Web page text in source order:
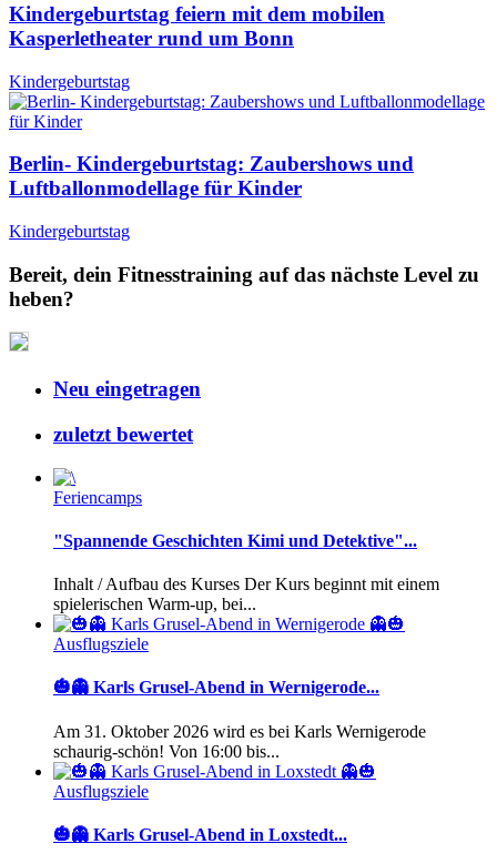
Kindergeburtstag feiern mit dem mobilen
Kasperletheater rund um Bonn
Kindergeburtstag
Berlin- Kindergeburtstag: Zaubershows und
Luftballonmodellage für Kinder
Kindergeburtstag
Bereit, dein Fitnesstraining auf das nächste Level zu
heben?
Neu eingetragen
zuletzt bewertet
Feriencamps
"Spannende Geschichten Kimi und Detektive"...
Inhalt / Aufbau des Kurses Der Kurs beginnt mit einem
spielerischen Warm-up, bei...
Ausflugsziele
🎃👻 Karls Grusel-Abend in Wernigerode...
Am 31. Oktober 2026 wird es bei Karls Wernigerode
schaurig-schön! Von 16:00 bis...
Ausflugsziele
🎃👻 Karls Grusel-Abend in Loxstedt...